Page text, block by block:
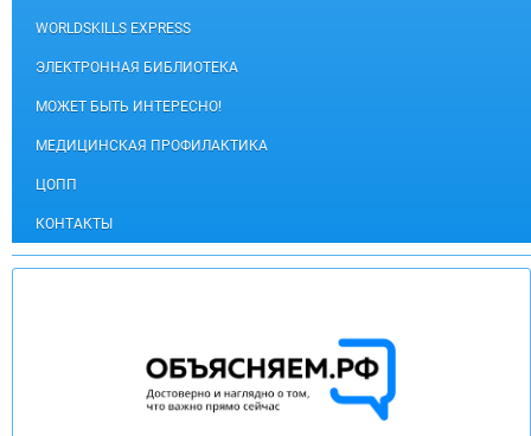
WORLDSKILLS EXPRESS
ЭЛЕКТРОННАЯ БИБЛИОТЕКА
МОЖЕТ БЫТЬ ИНТЕРЕСНО!
МЕДИЦИНСКАЯ ПРОФИЛАКТИКА
ЦОПП
КОНТАКТЫ